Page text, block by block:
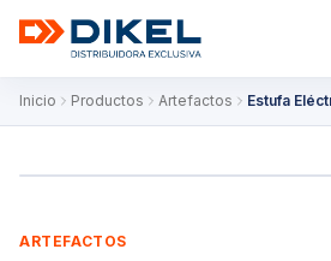
Inicio Productos Artefactos Estufa
ARTEFACTOS